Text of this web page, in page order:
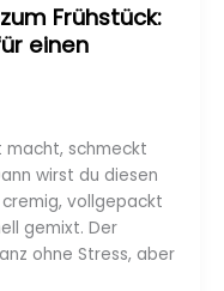
Frühstück:
einen
macht, schmeckt
wirst du diesen
vollgepackt
gemixt. Der
ohne Stress, aber